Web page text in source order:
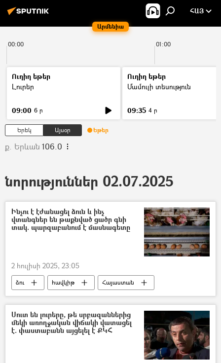
Արմենիա
ՀԱՅ
00:00 01:00
Ուղիղ եթեր
Լուրեր
09:00 6 ր
Ուղիղ եթեր
Մամուլի տեսություն
09:35 4 ր
Երեկ Այսօր Եթեր
ք. Երևան 106.0
նորություններ 02.07.2025
Ինչու է էժանացել ձուն և ինչ
վտանգներ են թաքնված ցածր գնի
տակ. պարզաբանում է մասնագետը
2 հուլիսի 2025, 23:05
ձու հավկիթ
Հայաստան
Սերգեյ Ստեփանյան
թռչնաբուծարան
Գներ
Սուտ են լուրերը, թե սրբազաններից
մեկի առողջական վիճակի վատացել
է. փաստաբանն այցելել է ՔԿՀ